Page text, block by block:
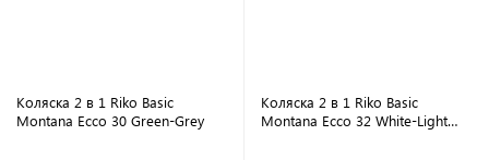
Коляска 2 в 1 Riko Basic
Montana Ecco 30 Green-Grey
Коляска 2 в 1 Riko Basic
Montana Ecco 32 White-Light